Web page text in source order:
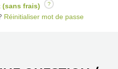
(sans frais)
?
Réinitialiser mot de passe